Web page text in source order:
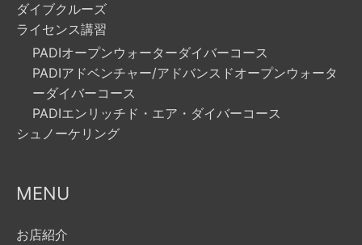
ダイブクルーズ
ライセンス講習
PADIオープンウォーターダイバーコース
PADIアドベンチャー/アドバンスドオープンウォータ
ーダイバーコース
PADIエンリッチド・エア・ダイバーコース
シュノーケリング
MENU
お店紹介